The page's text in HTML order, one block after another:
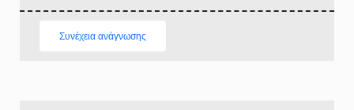
Συνέχεια ανάγνωσης